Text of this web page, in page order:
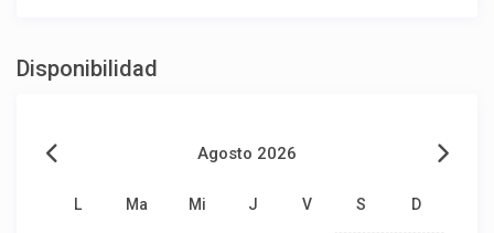
Disponibilidad
Agosto 2026
L Ma Mi J V S D